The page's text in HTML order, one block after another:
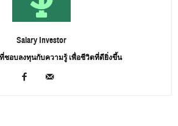
Salary Investor
ชอบลงทุนกับความรู้ เพื่อชีวิตที่ดียิ่งขึ้น